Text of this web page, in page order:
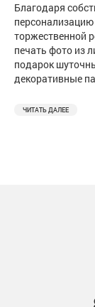
Благодаря
торжественной
печать фото из
подарок
декоративные
ЧИТАТЬ ДАЛЕЕ